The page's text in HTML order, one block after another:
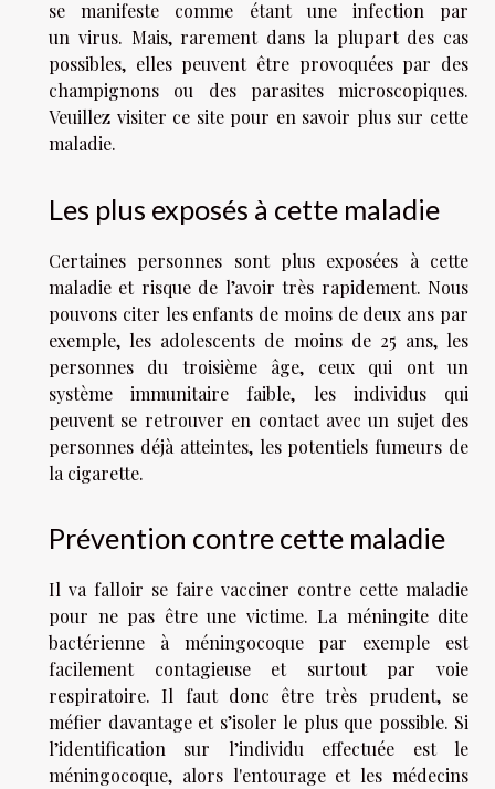
se manifeste comme étant une infection par
un virus. Mais, rarement dans la plupart des cas
possibles, elles peuvent être provoquées par des
champignons ou des parasites microscopiques.
Veuillez visiter ce sitepour en savoir plus sur cette
maladie.
Les plus exposés à cette maladie
Certaines personnes sont plus exposées à cette
maladie et risque de l’avoir très rapidement. Nous
pouvons citer les enfants de moins de deux ans par
exemple, les adolescents de moins de 25 ans, les
personnes du troisième âge, ceux qui ont un
système immunitaire faible, les individus qui
peuvent se retrouver en contact avec un sujet des
personnes déjà atteintes, les potentiels fumeurs de
la cigarette.
Prévention contre cette maladie
Il va falloir se faire vacciner contre cette maladie
pour ne pas être une victime. La méningite dite
bactérienne à méningocoque par exemple est
facilement contagieuse et surtout par voie
respiratoire. Il faut donc être très prudent, se
méfier davantage et s’isoler le plus que possible. Si
l’identification sur l’individu effectuée est le
méningocoque, alors l'entourage et les médecins